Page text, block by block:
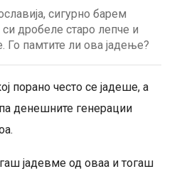
сигурно барем
дробеле старо лепче и
памтите ли ова јадење?
порано често се јадеше, а
денешните генерации
јадевме од оваа и тогаш